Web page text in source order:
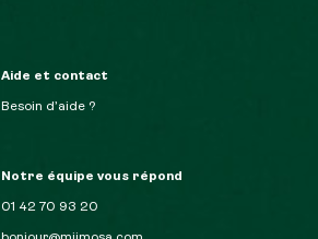
Aide et contact
Besoin d’aide ?
Notre équipe vous répond
01 42 70 93 20